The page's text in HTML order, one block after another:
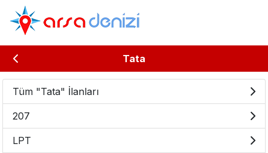
Tata
Tüm "Tata" İlanları
207
LPT